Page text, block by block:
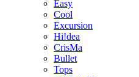
Easy
Cool
Excursion
Hi!dea
CrisMa
Bullet
Tops